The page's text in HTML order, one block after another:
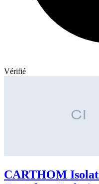
Vérifié
CARTHOM